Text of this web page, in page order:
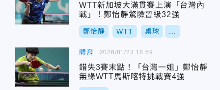
WTT新加坡大滿貫賽上演「台灣內
戰」！鄭怡靜驚險晉級32強
鄭怡靜 WTT 桌球
體育
錯失3賽末點！「台灣一姐」鄭怡靜
無緣WTT馬斯喀特挑戰賽4強
2026/01/23 18:59